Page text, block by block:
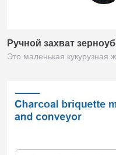
Ручной захват
Это маленькая кукурузная